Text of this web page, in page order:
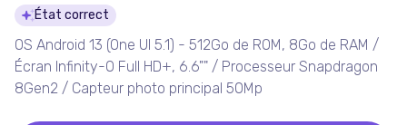
Détails du produit
État correct
OS Android 13 (One UI 5.1) - 512Go de ROM, 8Go de RAM /
Écran Infinity-O Full HD+, 6.6"" / Processeur Snapdragon
8Gen2 / Capteur photo principal 50Mp